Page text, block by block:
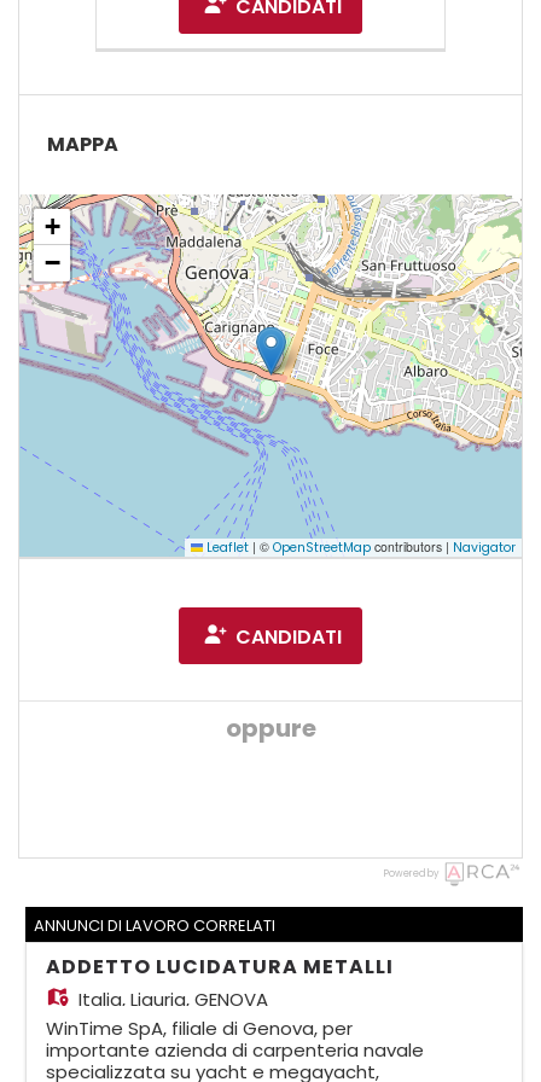
CANDIDATI
MAPPA
+
−
Leaflet | © OpenStreetMap contributors | Navigator
CANDIDATI
oppure
Powered by
ANNUNCI DI LAVORO CORRELATI
ADDETTO LUCIDATURA METALLI
Italia,Liguria, GENOVA
WinTime SpA, filiale di Genova, per
importante azienda di carpenteria navale
specializzata su yacht e megayacht,